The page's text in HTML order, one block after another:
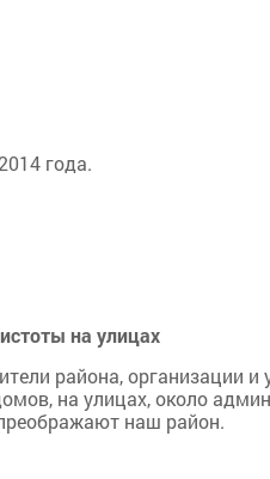
года.
на улицах
района, организации и
на улицах, около
наш район.